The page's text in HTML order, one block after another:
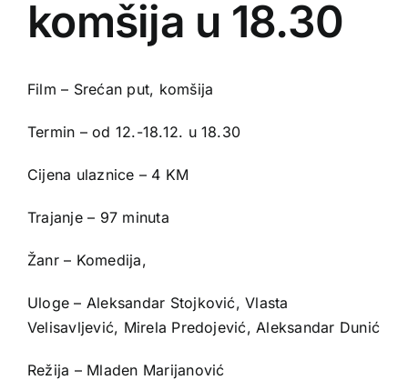
komšija u 18.30
Film – Srećan put, komšija
Termin – od 12.-18.12. u 18.30
Cijena ulaznice – 4 KM
Trajanje – 97 minuta
Žanr – Komedija,
Uloge – Aleksandar Stojković, Vlasta
Velisavljević, Mirela Predojević, Aleksandar Dunić
Režija – Mladen Marijanović